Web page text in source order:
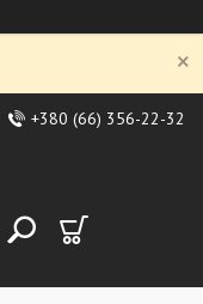
+380 (66) 356-22-32